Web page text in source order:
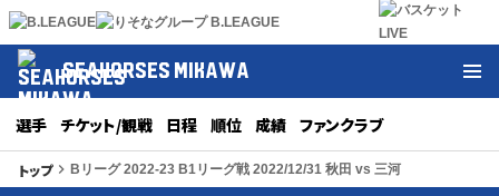
SEAHORSES MIKAWA
選手 チケット/観戦 日程 順位 成績 ファンクラブ
トップkeyboard_arrow_right Bリーグ 2022-23 B1リーグ戦 2022/12/31 秋田 vs 三河